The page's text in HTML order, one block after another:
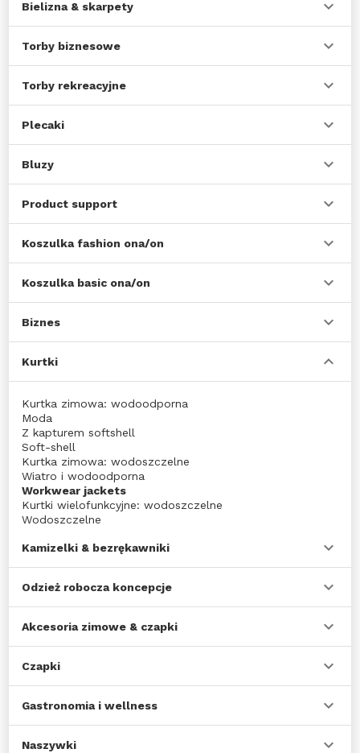
Bielizna & skarpety
Torby biznesowe
Torby rekreacyjne
Plecaki
Bluzy
Product support
Koszulka fashion ona/on
Koszulka basic ona/on
Biznes
Kurtki
Kurtka zimowa: wodoodporna
Moda
Z kapturem softshell
Soft-shell
Kurtka zimowa: wodoszczelne
Wiatro i wodoodporna
Workwear jackets
Kurtki wielofunkcyjne: wodoszczelne
Wodoszczelne
Kamizelki & bezrękawniki
Odzież robocza koncepcje
Akcesoria zimowe & czapki
Czapki
Gastronomia i wellness
Naszywki